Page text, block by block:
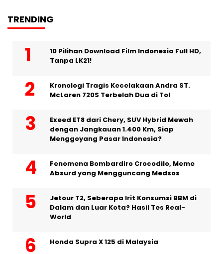
TRENDING
10 Pilihan Download Film Indonesia Full HD,
Tanpa LK21!
Kronologi Tragis Kecelakaan Andra ST.
McLaren 720S Terbelah Dua di Tol
Exeed ET8 dari Chery, SUV Hybrid Mewah
dengan Jangkauan 1.400 Km, Siap
Menggoyang Pasar Indonesia?
Fenomena Bombardiro Crocodilo, Meme
Absurd yang Mengguncang Medsos
Jetour T2, Seberapa Irit Konsumsi BBM di
Dalam dan Luar Kota? Hasil Tes Real-
World
Honda Supra X 125 di Malaysia